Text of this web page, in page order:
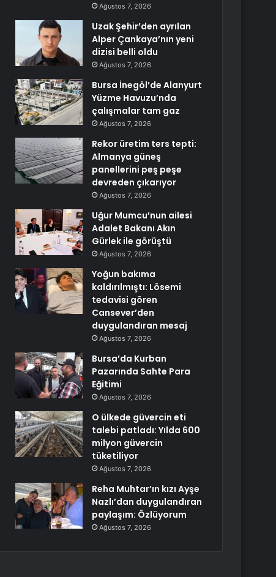
Ağustos 7, 2026
Uzak Şehir’den ayrılan
Alper Çankaya’nın yeni
dizisi belli oldu
Ağustos 7, 2026
Bursa İnegöl’de Alanyurt
Yüzme Havuzu’nda
çalışmalar tam gaz
Ağustos 7, 2026
Rekor üretim ters tepti:
Almanya güneş
panellerini peş peşe
devreden çıkarıyor
Ağustos 7, 2026
Uğur Mumcu’nun ailesi
Adalet Bakanı Akın
Gürlek ile görüştü
Ağustos 7, 2026
Yoğun bakıma
kaldırılmıştı: Lösemi
tedavisi gören
Cansever’den
duygulandıran mesaj
Ağustos 7, 2026
Bursa’da Kurban
Pazarında Sahte Para
Eğitimi
Ağustos 7, 2026
O ülkede güvercin eti
talebi patladı: Yılda 600
milyon güvercin
tüketiliyor
Ağustos 7, 2026
Reha Muhtar’ın kızı Ayşe
Nazlı’dan duygulandıran
paylaşım: Özlüyorum
Ağustos 7, 2026